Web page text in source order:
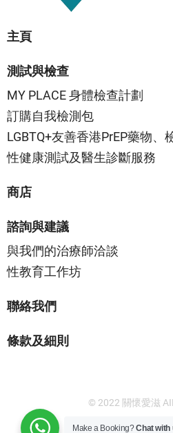
主頁
測試與檢查
MY PLACE 身體檢查計劃
訂購自我檢測包
LGBTQ+友善香港PrEP藥物、
性健康測試及醫生診斷服務
商店
諮詢與建議
與我們的治療師洽談
性教育工作坊
聯絡我們
條款及細則
© 2022 關懷愛滋
Make a Booking?Chat with